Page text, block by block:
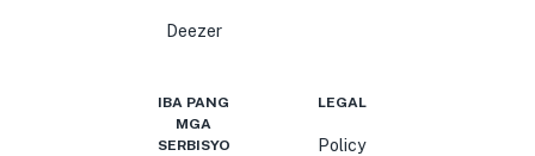
Deezer
IBA PANG
MGA
SERBISYO
LEGAL
Policy